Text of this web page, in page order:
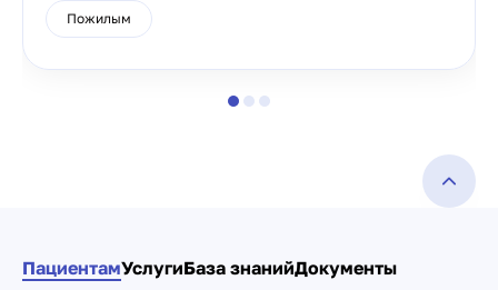
Пожилым
ПациентамУслугиБаза знанийДокументы